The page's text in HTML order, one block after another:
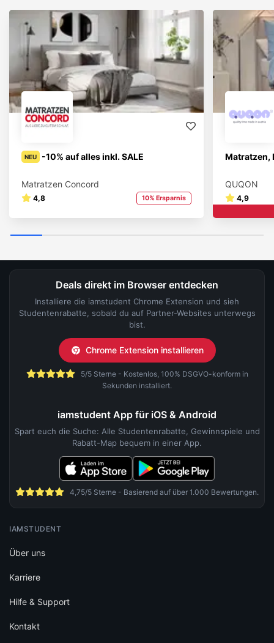
NEU -10% auf alles inkl. SALE
Matratzen Concord
4,8 10% Ersparnis
Matratzen,
QUQON
4,9
Deals direkt im Browser entdecken
Installiere die iamstudent Chrome Extension und sieh
Studentenrabatte, sobald du auf Partner-Websites unterwegs
bist.
Chrome Extension installieren
5/5 Sterne - Kostenlos, 100% DSGVO-konform in
Sekunden installiert.
iamstudent App für iOS & Android
Spart euch die Suche: Alle Studentenrabatte, Gewinnspiele und
Rabatt-Map bequem in einer App.
4,75/5 Sterne - Basierend auf über 1.000 Bewertungen.
IAMSTUDENT
Über uns
Karriere
Hilfe & Support
Kontakt